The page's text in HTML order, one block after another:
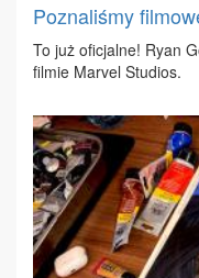
Poznaliśmy
To już ofi­cjal­ne! Ry­an
fil­mie Ma­rvel Stu­dios.